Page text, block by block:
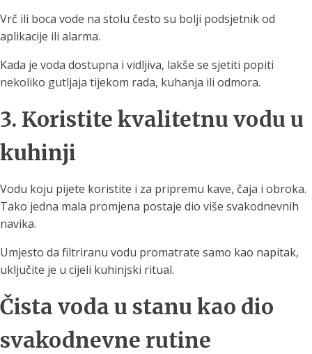
Vrč ili boca vode na stolu često su bolji podsjetnik od
aplikacije ili alarma.
Kada je voda dostupna i vidljiva, lakše se sjetiti popiti
nekoliko gutljaja tijekom rada, kuhanja ili odmora.
3. Koristite kvalitetnu vodu u
kuhinji
Vodu koju pijete koristite i za pripremu kave, čaja i obroka.
Tako jedna mala promjena postaje dio više svakodnevnih
navika.
Umjesto da filtriranu vodu promatrate samo kao napitak,
uključite je u cijeli kuhinjski ritual.
Čista voda u stanu kao dio
svakodnevne rutine